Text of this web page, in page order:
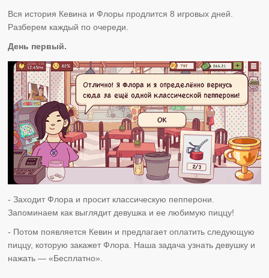
Вся история Кевина и Флоры продлится 8 игровых дней.
Разберем каждый по очереди.
День первый.
- Заходит Флора и просит классическую пепперони.
Запоминаем как выглядит девушка и ее любимую пиццу!
- Потом появляется Кевин и предлагает оплатить следующую
пиццу, которую закажет Флора. Наша задача узнать девушку и
нажать — «Бесплатно».